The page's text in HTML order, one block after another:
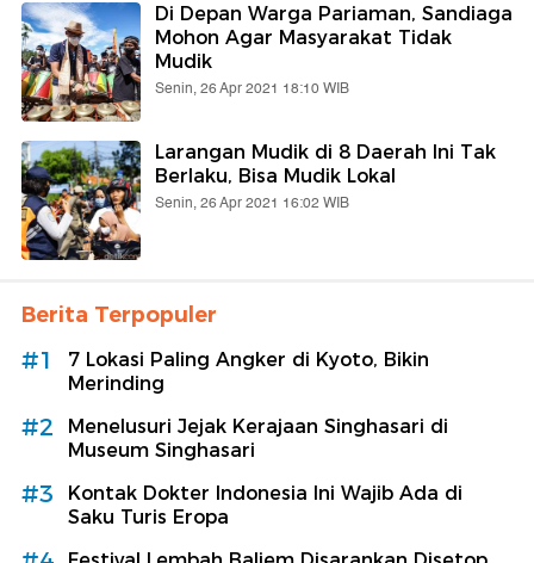
Di Depan Warga Pariaman, Sandiaga
Mohon Agar Masyarakat Tidak
Mudik
Senin, 26 Apr 2021 18:10 WIB
Larangan Mudik di 8 Daerah Ini Tak
Berlaku, Bisa Mudik Lokal
Senin, 26 Apr 2021 16:02 WIB
Berita Terpopuler
#1
7 Lokasi Paling Angker di Kyoto, Bikin
Merinding
#2
Menelusuri Jejak Kerajaan Singhasari di
Museum Singhasari
#3
Kontak Dokter Indonesia Ini Wajib Ada di
Saku Turis Eropa